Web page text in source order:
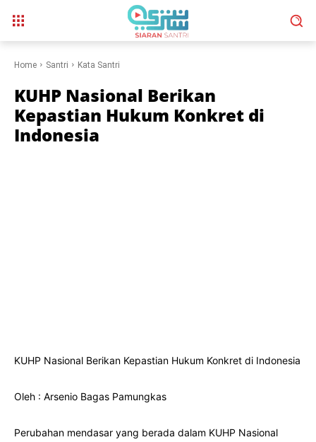
Home Santri Kata Santri
KUHP Nasional Berikan
Kepastian Hukum Konkret di
Indonesia
KUHP Nasional Berikan Kepastian Hukum Konkret di Indonesia
Oleh : Arsenio Bagas Pamungkas
Perubahan mendasar yang berada dalam KUHP Nasional